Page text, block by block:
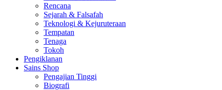
Rencana
Sejarah & Falsafah
Teknologi & Kejuruteraan
Tempatan
Tenaga
Tokoh
Pengiklanan
Sains Shop
Pengajian Tinggi
Biografi